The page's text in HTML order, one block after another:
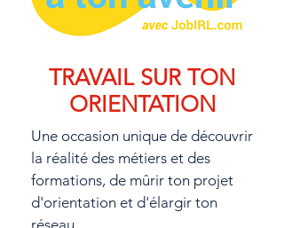
TRAVAIL SUR TON
ORIENTATION
Une occasion unique de découvrir
la réalité des métiers et des
formations, de mûrir ton projet
d'orientation et d'élargir ton
réseau.